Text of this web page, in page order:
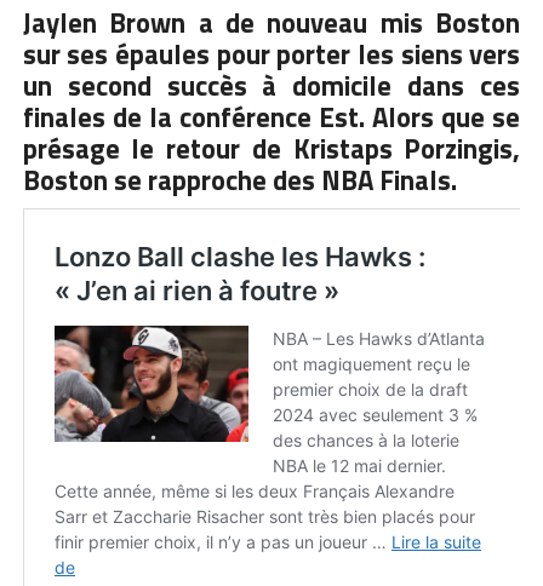
Jaylen Brown a de nouveau mis Boston
sur ses épaules pour porter les siens vers
un second succès à domicile dans ces
finales de la conférence Est. Alors que se
présage le retour de Kristaps Porzingis,
Boston se rapproche des NBA Finals.